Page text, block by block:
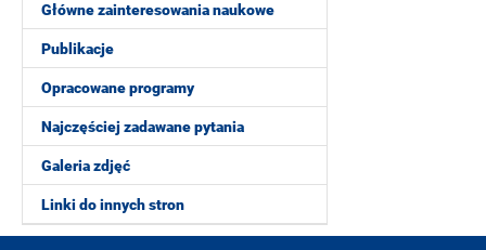
Główne zainteresowania naukowe
Publikacje
Opracowane programy
Najczęściej zadawane pytania
Galeria zdjęć
Linki do innych stron